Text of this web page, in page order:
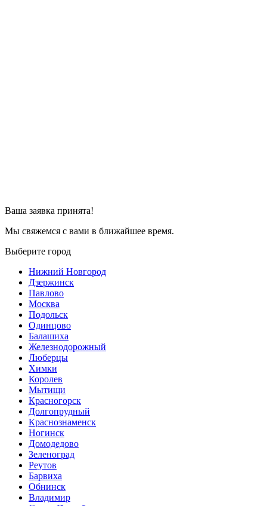
Ваша заявка принята!
Мы свяжемся с вами в ближайшее время.
Выберите город
Нижний Новгород
Дзержинск
Павлово
Москва
Подольск
Одинцово
Балашиха
Железнодорожный
Люберцы
Химки
Королев
Мытищи
Красногорск
Долгопрудный
Краснознаменск
Ногинск
Домодедово
Зеленоград
Реутов
Барвиха
Обнинск
Владимир